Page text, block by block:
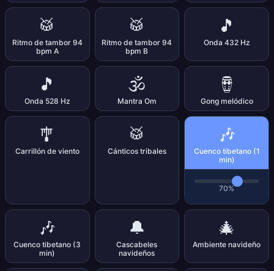
🥁
Ritmo de tambor 94
bpm A
🥁
Ritmo de tambor 94
bpm B
🎵
Onda 432 Hz
🎵
Onda 528 Hz
🕉️
Mantra Om
🪘
Gong melódico
🎐
Carrillón de viento
🥁
Cánticos tribales
🎶
Cuenco tibetano (1
min)
70%
🎶
Cuenco tibetano (3
min)
🔔
Cascabeles
navideños
🎄
Ambiente navideño